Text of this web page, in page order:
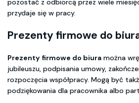
pozostać z odbiorcą przez wiele
przydaje się w pracy.
Prezenty firmowe do
Prezenty firmowe do biura można
jubileuszu, podpisania umowy,
rozpoczęcia współpracy. Mogą być
podziękowania dla pracownika albo